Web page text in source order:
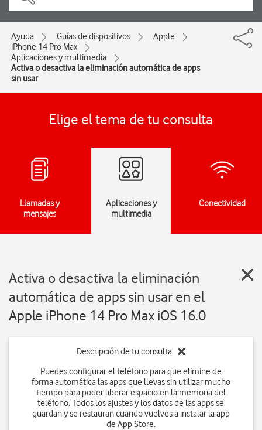
Ayuda Guías de dispositivos
Apple
iPhone 14 Pro Max
Aplicaciones y multimedia
Activa o desactiva la eliminación automática de apps
sin usar
Elige el tema de tu consulta
Llamadas y
mensajes
Aplicaciones y
multimedia
Conectividad
Activa o desactiva la eliminación
automática de apps sin usar en el
Apple iPhone 14 Pro Max iOS 16.0
Descripción de tu consulta
Puedes configurar el teléfono para que elimine de
forma automática las apps que llevas sin utilizar mucho
tiempo para poder liberar espacio en la memoria del
teléfono. Todos los ajustes y los datos de las apps se
guardan y se restauran cuando vuelves a instalar la app
de App Store.